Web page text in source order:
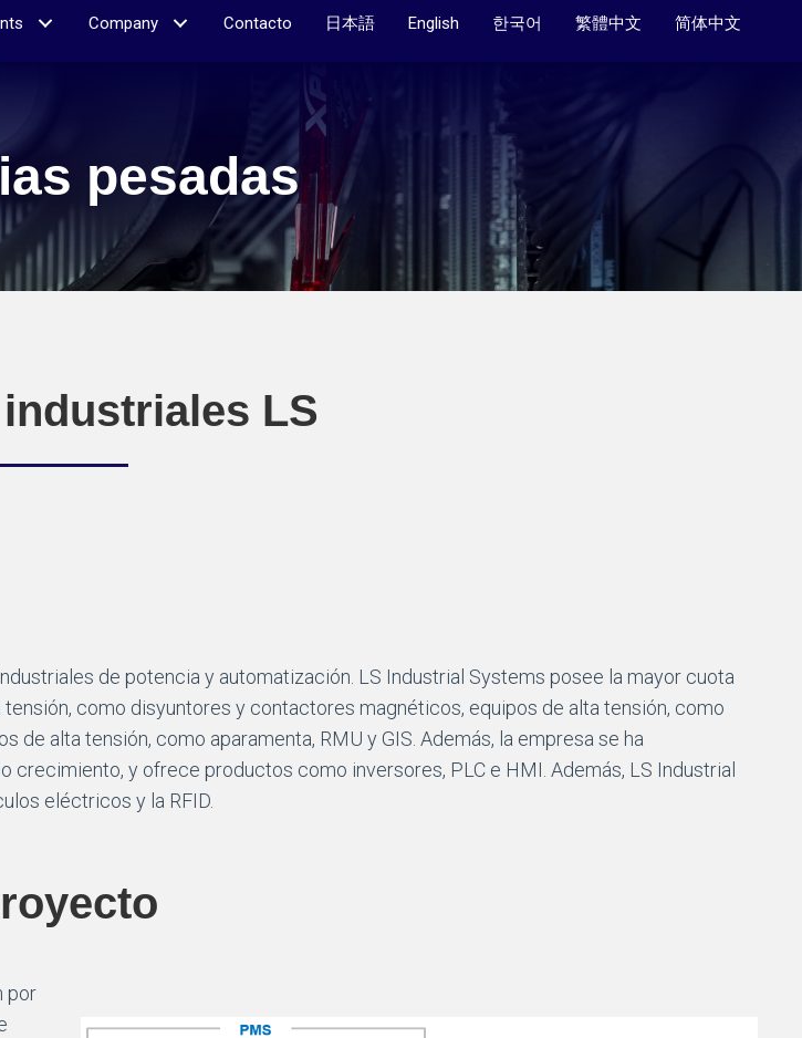
Company Contacto 日本語 English 한국어 繁體中文 简体中文
pesadas
LS
de potencia y automatización. LS Industrial Systems posee la mayor cuota
como disyuntores y contactores magnéticos, equipos de alta tensión, como
alta tensión, como aparamenta, RMU y GIS. Además, la empresa se ha
y ofrece productos como inversores, PLC e HMI. Además, LS Industrial
eléctricos y la RFID.
por